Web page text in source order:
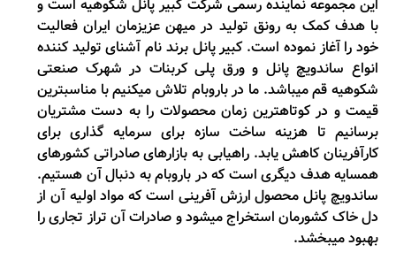
این مجموعه نماینده رسمی شرکت کبیر پانل شکوهیه است و
با هدف کمک به رونق تولید در میهن عزیزمان ایران فعالیت
خود را آغاز نموده است. کبیر پانل برند نام آشنای تولید کننده
انواع ساندویچ پانل و ورق پلی کربنات در شهرک صنعتی
شکوهیه قم می­باشد. ما در باروبام تلاش می­کنیم با مناسب­ترین
قیمت و در کوتاه­ترین زمان محصولات را به دست مشتریان
برسانیم تا هزینه ساخت سازه برای سرمایه ­گذاری برای
کارآفرینان کاهش یابد. راهیابی به بازارهای صادراتی کشورهای
همسایه هدف دیگری است که در باروبام به دنبال آن هستیم.
ساندویچ پانل محصول ارزش آفرینی است که مواد اولیه آن از
دل خاک کشورمان استخراج می­شود و صادرات آن تراز تجاری را
بهبود می­بخشد.